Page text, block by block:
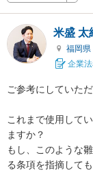
米盛 太
福岡県
企業
ご参考にしていた
これまで使用して
ますか？
もし、このような
る条項を指摘して